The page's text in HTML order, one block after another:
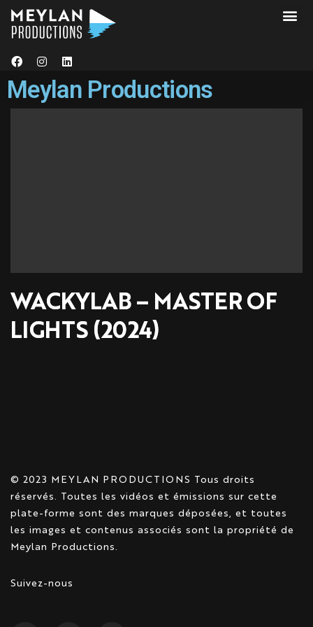
Meylan Productions
WACKYLAB – MASTER OF
LIGHTS (2024)
© 2023 MEYLAN PRODUCTIONS Tous droits
réservés. Toutes les vidéos et émissions sur cette
plate-forme sont des marques déposées, et toutes
les images et contenus associés sont la propriété de
Meylan Productions.
Suivez-nous